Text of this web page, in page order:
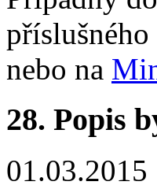
nebo na
28. Popis
01.03.2015